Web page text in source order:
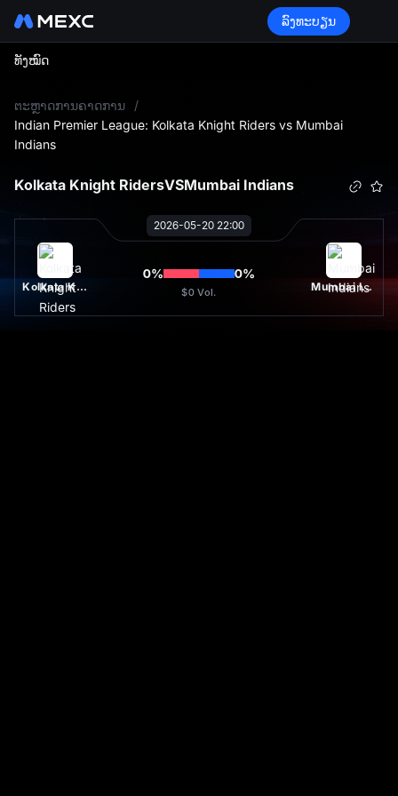
ລົງທະບຽນ
ທັງໝົດ
ຕະຫຼາດການຄາດການ
/
Indian Premier League: Kolkata Knight Riders vs Mumbai
Indians
Kolkata Knight RidersVSMumbai Indians
2026-05-20 22:00
Kolkata Knight Riders
0% 0%
$0 Vol. Mumbai Indians